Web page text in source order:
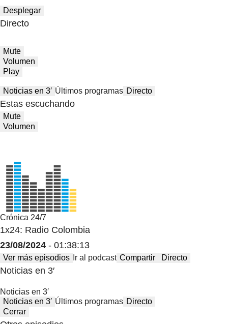
Desplegar
Directo
Mute
Volumen
Play
Noticias en 3′ Últimos programas Directo
Estas escuchando
Mute
Volumen
Crónica 24/7
1x24: Radio Colombia
23/08/2024 - 01:38:13
Ver más episodios Ir al podcast Compartir Directo
Noticias en 3′
Noticias en 3′
Noticias en 3′ Últimos programas Directo
Cerrar